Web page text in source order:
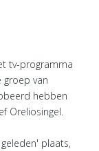
tv-programma
groep van
hebben
Oreliosingel.
plaats,